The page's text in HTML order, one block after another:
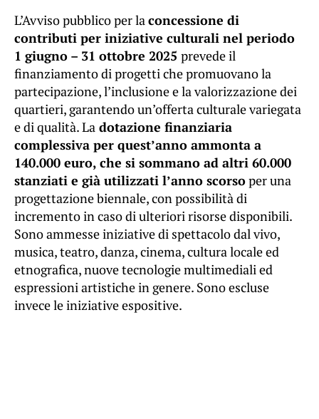
L’Avviso pubblico per laconcessione di
contributi per iniziative culturali nel periodo
1 giugno – 31 ottobre 2025 prevede il
finanziamento di progetti che promuovano la
partecipazione, l’inclusione e la valorizzazione dei
quartieri, garantendo un’offerta culturale variegata
e di qualità. La dotazione finanziaria
complessiva per quest’anno ammonta a
140.000 euro, che si sommano ad altri 60.000
stanziati e già utilizzati l’anno scorsoper una
progettazione biennale, con possibilità di
incremento in caso di ulteriori risorse disponibili.
Sono ammesse iniziative di spettacolo dal vivo,
musica, teatro, danza, cinema, cultura locale ed
etnografica, nuove tecnologie multimediali ed
espressioni artistiche in genere. Sono escluse
invece le iniziative espositive.